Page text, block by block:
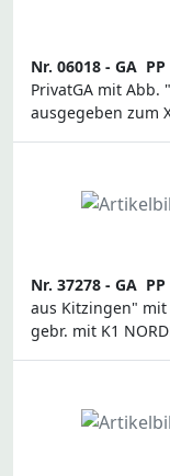
Nr. 06018 - GA
PrivatGA mit Abb.
ausgegeben zum
Nr. 37278 - GA
aus Kitzingen"
gebr. mit K1